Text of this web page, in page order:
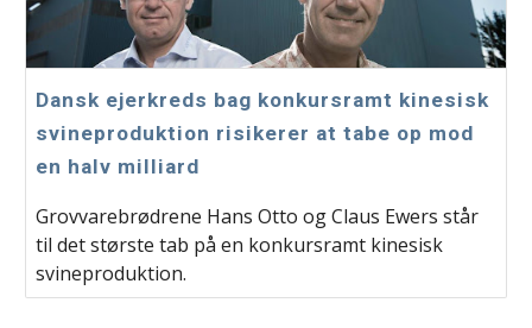
Dansk ejerkreds bag konkursramt kinesisk
svineproduktion risikerer at tabe op mod
en halv milliard
Grovvarebrødrene Hans Otto og Claus Ewers står
til det største tab på en konkursramt kinesisk
svineproduktion.